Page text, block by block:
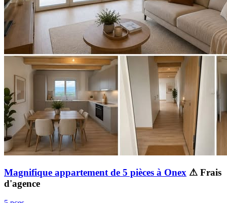
Magnifique appartement de 5 pièces à Onex ⚠ Frais
d'agence